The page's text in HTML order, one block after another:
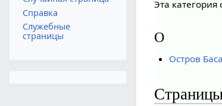
Эта
О
Остров
Справка
Служебные
страницы